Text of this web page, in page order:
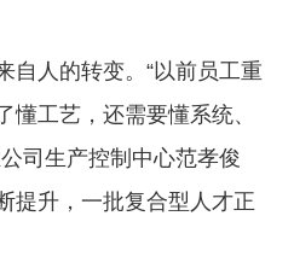
自人的转变。“以前员工重
懂工艺，还需要懂系统、
司生产控制中心范孝俊
提升，一批复合型人才正